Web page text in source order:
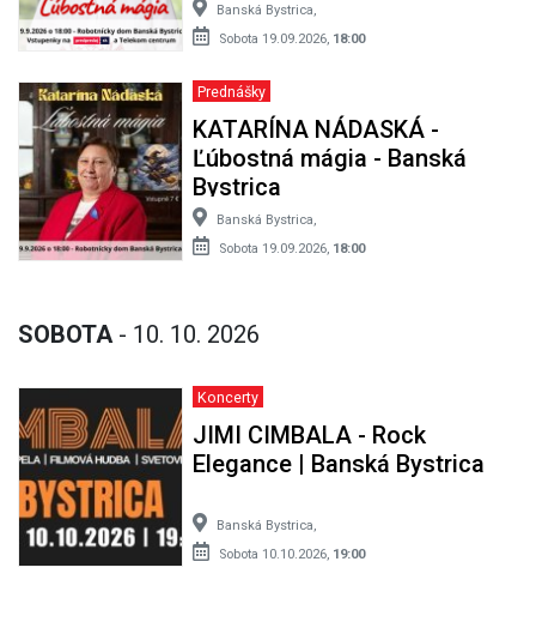
Banská Bystrica,
Sobota 19.09.2026, 18:00
Prednášky
KATARÍNA NÁDASKÁ -
Ľúbostná mágia - Banská
Bystrica
Banská Bystrica,
Sobota 19.09.2026, 18:00
SOBOTA - 10. 10. 2026
Koncerty
JIMI CIMBALA - Rock
Elegance | Banská Bystrica
Banská Bystrica,
Sobota 10.10.2026, 19:00